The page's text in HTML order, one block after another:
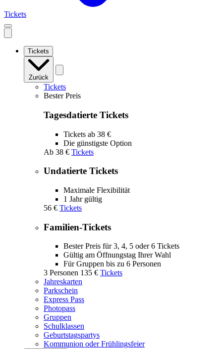
Tickets
Open
mobile
Tickets
Zurück
Tickets
Bester Preis
Tagesdatierte Tickets
Tickets ab 38 €
Die günstigste Option
Ab 38 € Tickets
Undatierte Tickets
Maximale Flexibilität
1 Jahr gültig
56 € Tickets
Familien-Tickets
Bester Preis für 3, 4, 5 oder 6 Tickets
Gültig am Öffnungstag Ihrer Wahl
Für Gruppen bis zu 6 Personen
3 Personen 135 € Tickets
Jahreskarten
Parkschein
Express Pass
Photopass
Gruppen
Schulklassen
Geburtstagspartys
Kommunion oder Frühlingsfeier